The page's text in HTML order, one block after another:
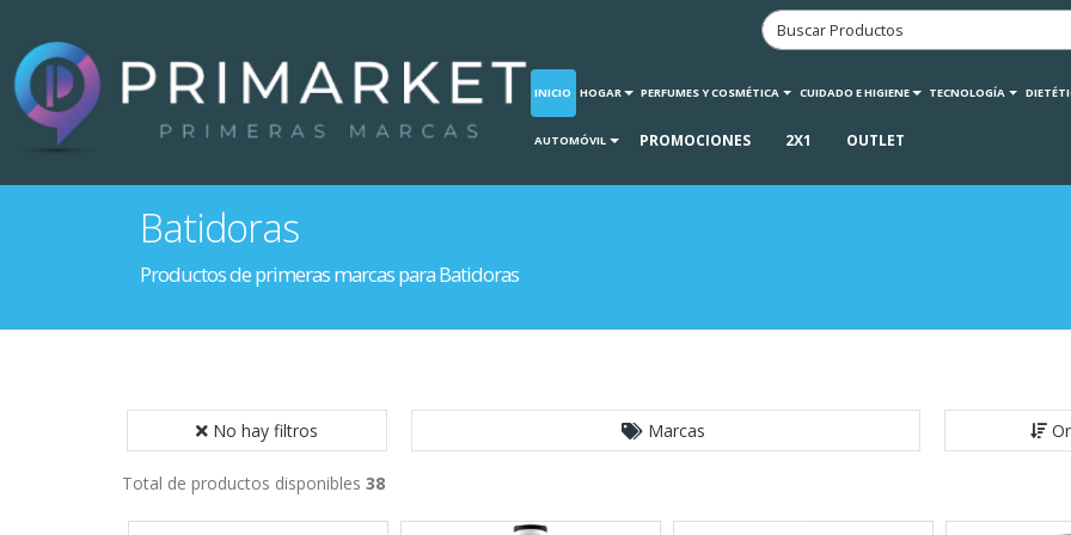
INICIO HOGAR PERFUMES Y COSMÉTICA CUIDADO E HIGIENE TECNOLOGÍA
AUTOMÓVIL PROMOCIONES 2X1 OUTLET
Batidoras
Productos de primeras marcas para Batidoras
No hay filtros Marcas
Total de productos disponibles 38